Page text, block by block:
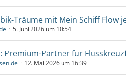
Träume mit Mein Schiff Flow
5. Juni 2026 um 10:54
Premium-Partner für
12. Mai 2026 um 16:39